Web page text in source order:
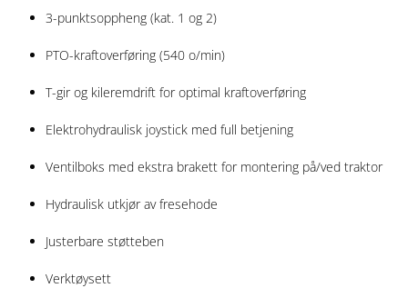
3-punktsoppheng (kat. 1 og 2)
PTO-kraftoverføring (540 o/min)
T-gir og kileremdrift for optimal kraftoverføring
Elektrohydraulisk joystick med full betjening
Ventilboks med ekstra brakett for montering på/ved traktor
Hydraulisk utkjør av fresehode
Justerbare støtteben
Verktøysett